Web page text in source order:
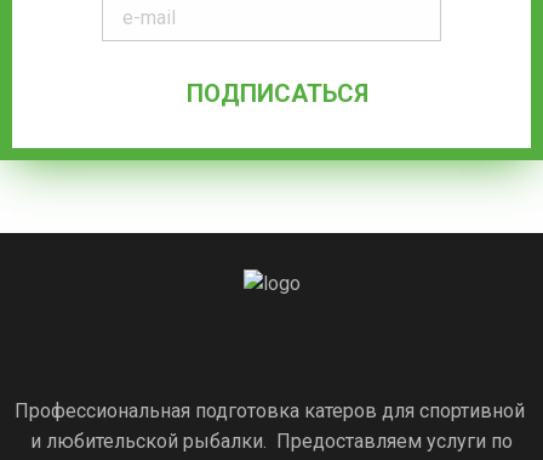
Профессиональная подготовка катеров для спортивной
и любительской рыбалки. Предоставляем услуги по